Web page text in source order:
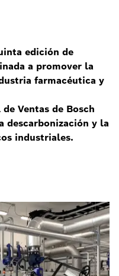
edición de
a promover la
farmacéutica y
Ventas de Bosch
descarbonización y la
industriales.